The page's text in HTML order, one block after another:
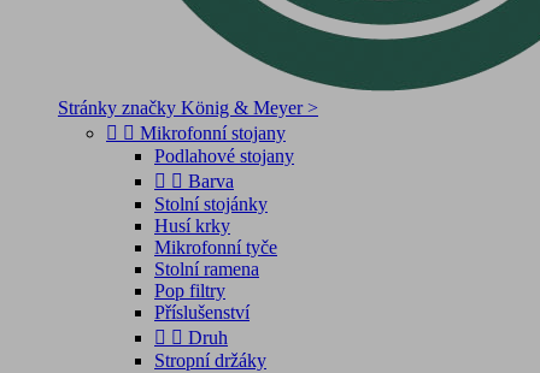
Stránky značky König & Meyer >
  Mikrofonní stojany
Podlahové stojany
  Barva
Stolní stojánky
Husí krky
Mikrofonní tyče
Stolní ramena
Pop filtry
Příslušenství
  Druh
Stropní držáky